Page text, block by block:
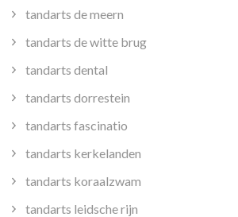
tandarts de meern
tandarts de witte brug
tandarts dental
tandarts dorrestein
tandarts fascinatio
tandarts kerkelanden
tandarts koraalzwam
tandarts leidsche rijn